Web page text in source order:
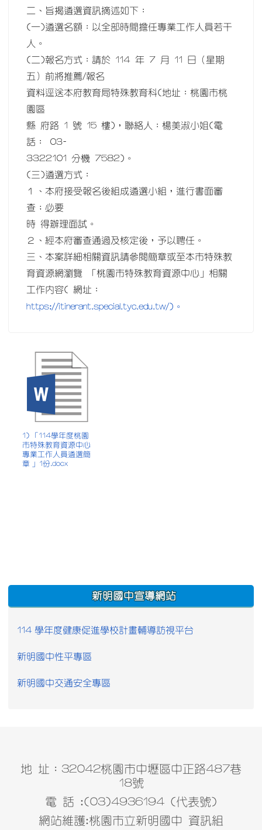
二、旨揭遴選資訊摘述如下：
(一)遴選名額：以全部時間擔任專業工作人員若干
人。
(二)報名方式：請於 114 年 7 月 11 日（星期
五）前將推薦/報名
資料逕送本府教育局特殊教育科(地址：桃園市桃
園區
縣 府路 1 號 15 樓)，聯絡人：楊美淑小姐(電
話： 03-
3322101 分機 7582)。
(三)遴選方式：
１、本府接受報名後組成遴選小組，進行書面審
查；必要
時 得辦理面試。
２、經本府審查通過及核定後，予以聘任。
三、本案詳細相關資訊請參閱簡章或至本市特殊教
育資源網瀏覽 「桃園市特殊教育資源中心」相關
工作內容( 網址：
https://itinerant.special.tyc.edu.tw/)。
1) 「114學年度桃園
市特殊教育資源中心
專業工作人員遴選簡
章 」1份.docx
:::
新明國中宣導網站
114 學年度健康促進學校計畫輔導訪視平台
新明國中性平專區
新明國中交通安全專區
地 址：32042桃園市中壢區中正路487巷
18號
電 話 :(03)4936194 (代表號)
網站維護:桃園市立新明國中 資訊組